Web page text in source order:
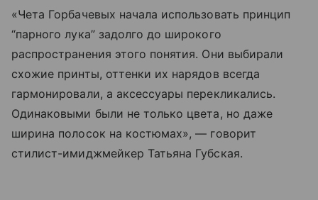
«Чета Горбачевых начала использовать принцип
“парного лука” задолго до широкого
распространения этого понятия. Они выбирали
схожие принты, оттенки их нарядов всегда
гармонировали, а аксессуары перекликались.
Одинаковыми были не только цвета, но даже
ширина полосок на костюмах», — говорит
стилист-имиджмейкер Татьяна Губская.